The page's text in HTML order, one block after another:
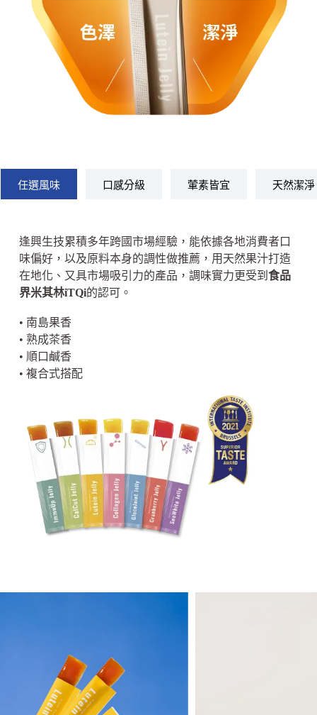
任選風味 口感分級 葷素皆宜 天然潔淨
逢興生技累積多年跨國市場經驗，能依據各地消費者口
味偏好，以及原料本身的調性做推薦，用天然果汁打造
在地化、又具市場吸引力的產品，調味實力更受到 食品
界米其林iTQi的認可。
• 南島果香
• 熟成茶香
• 順口鹹香
• 複合式搭配